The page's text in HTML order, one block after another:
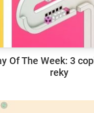
Of The Week: 3
reky